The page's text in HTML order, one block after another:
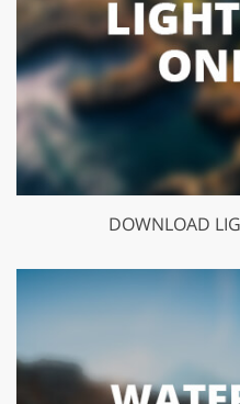
DOWNLOAD